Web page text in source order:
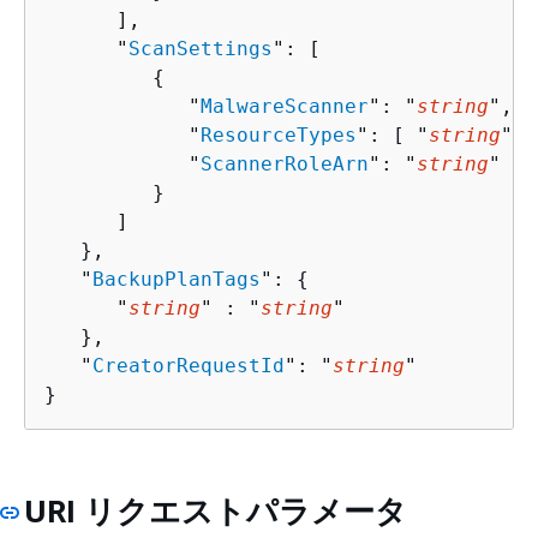
      ],
      "
ScanSettings ": [
{
            "
MalwareScanner": " string",
            "
ResourceTypes ": [ " string"
            "
ScannerRoleArn": " string"
         }
      ]
   },
   "
BackupPlanTags ": {
      "
string" : " string"
   },
   "
CreatorRequestId": " string"
}
URI リクエストパラメータ